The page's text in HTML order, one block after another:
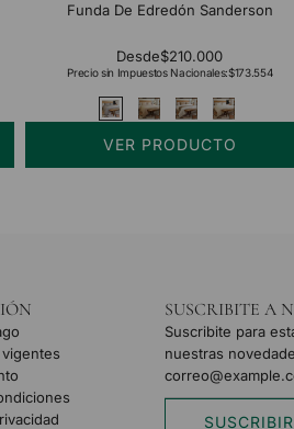
Funda De Edredón Sanderson
Desde$210.000
Precio sin Impuestos Nacionales:$173.554
VER PRODUCTO
SUSCRIBITE A
Suscribite para
nuestras